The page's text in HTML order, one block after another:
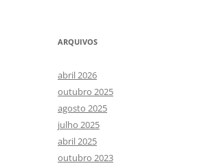
ARQUIVOS
abril 2026
outubro 2025
agosto 2025
julho 2025
abril 2025
outubro 2023